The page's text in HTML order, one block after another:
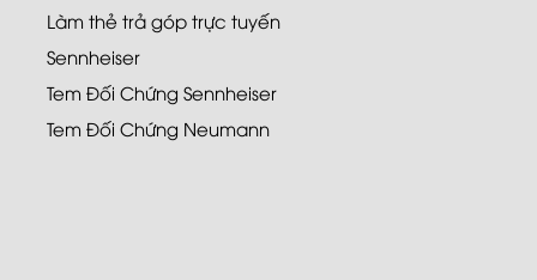
Làm thẻ trả góp trực tuyến
Sennheiser
Tem Đối Chứng Sennheiser
Tem Đối Chứng Neumann